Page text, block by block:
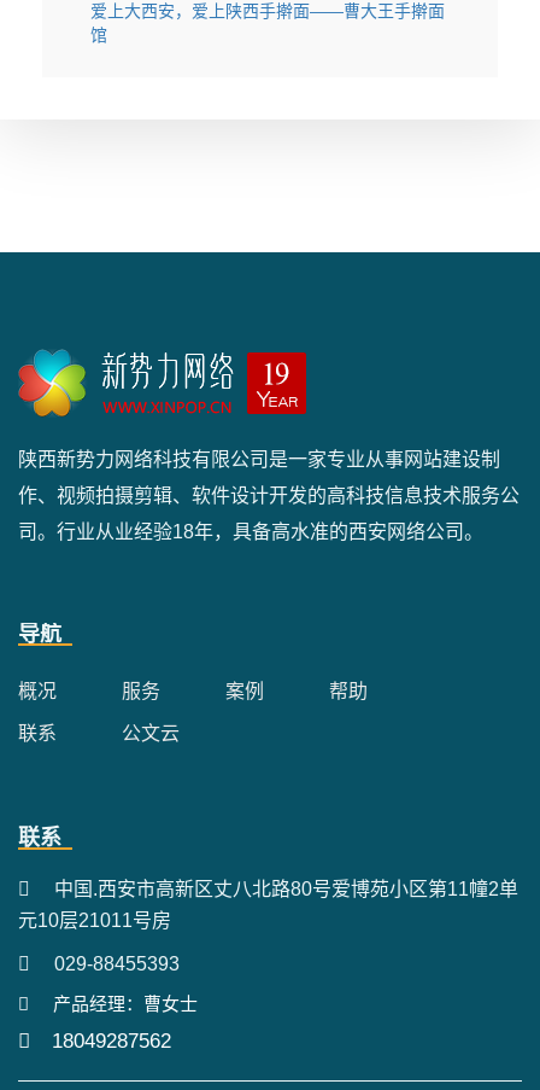
爱上大西安，爱上陕西手擀面——曹大王手擀面
馆
陕西新势力网络科技有限公司是一家专业从事网站建设制
作、视频拍摄剪辑、软件设计开发的高科技信息技术服务公
司。行业从业经验18年，具备高水准的西安网络公司。
导航
概况 服务 案例 帮助
联系 公文云
联系
中国.西安市高新区丈八北路80号爱博苑小区第11幢2单
元10层21011号房
029-88455393
产品经理：曹女士
18049287562